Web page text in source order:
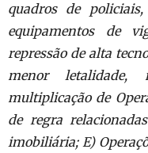
quadros de
equipamentos de
repressão de alta
menor
multiplicação de
de regra
imobiliária; E)